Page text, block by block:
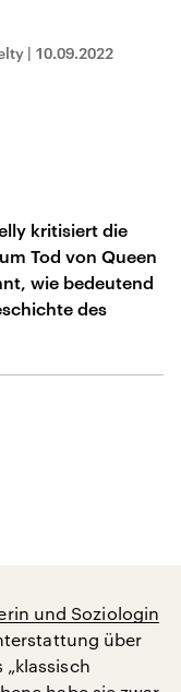
| 10.09.2022
kritisiert die
Tod von Queen
wie bedeutend
des
und Soziologin
über
„klassisch